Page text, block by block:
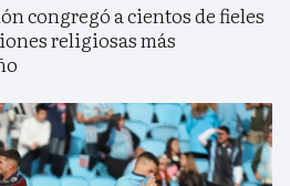
congregó a cientos de fieles
religiosas más